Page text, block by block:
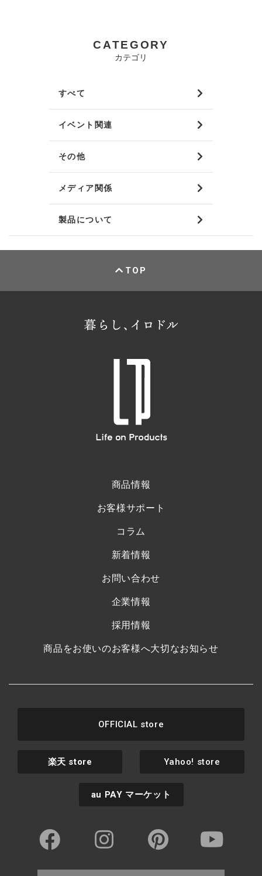
CATEGORY
カテゴリ
すべて
イベント関連
その他
メディア関係
製品について
TOP
商品情報
お客様サポート
コラム
新着情報
お問い合わせ
企業情報
採用情報
商品をお使いのお客様へ大切なお知らせ
OFFICIAL store
楽天 store Yahoo! store
au PAY マーケット